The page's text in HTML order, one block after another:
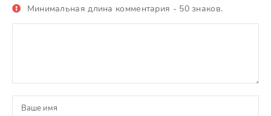
Минимальная длина комментария - 50 знаков.